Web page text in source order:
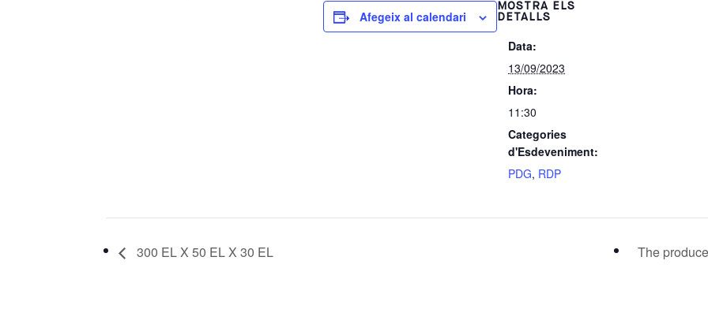
Afegeix al calendari
MOSTRA ELS
DETALLS
Data:
13/09/2023
Hora:
11:30
Categories
d'Esdeveniment:
PDG, RDP
300 EL X 50 EL X 30 EL The